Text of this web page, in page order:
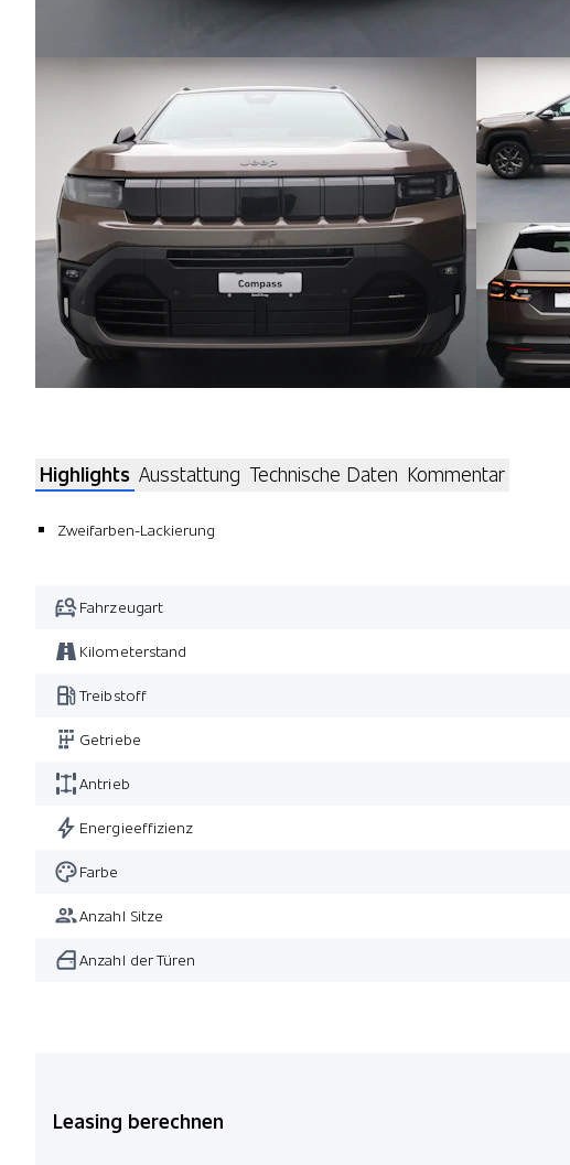
Highlights Ausstattung Technische Daten Kommentar
Zweifarben-Lackierung
Fahrzeugart
Kilometerstand
Treibstoff
Getriebe
Antrieb
Energieeffizienz
Farbe
Anzahl Sitze
Anzahl der Türen
Leasing berechnen